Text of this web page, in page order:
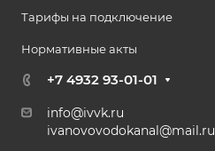
Тарифы на подключение
Нормативные акты
+7 4932 93-01-01
info@ivvk.ru
ivanovovodokanal@mail.ru